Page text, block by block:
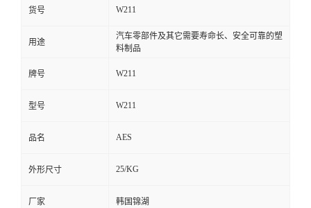
言
货号 W211
用途
汽车零部件及其它需要寿命长、安全可靠的塑
料制品
牌号 W211
型号 W211
品名 AES
外形尺寸 25/KG
厂家 韩国锦湖